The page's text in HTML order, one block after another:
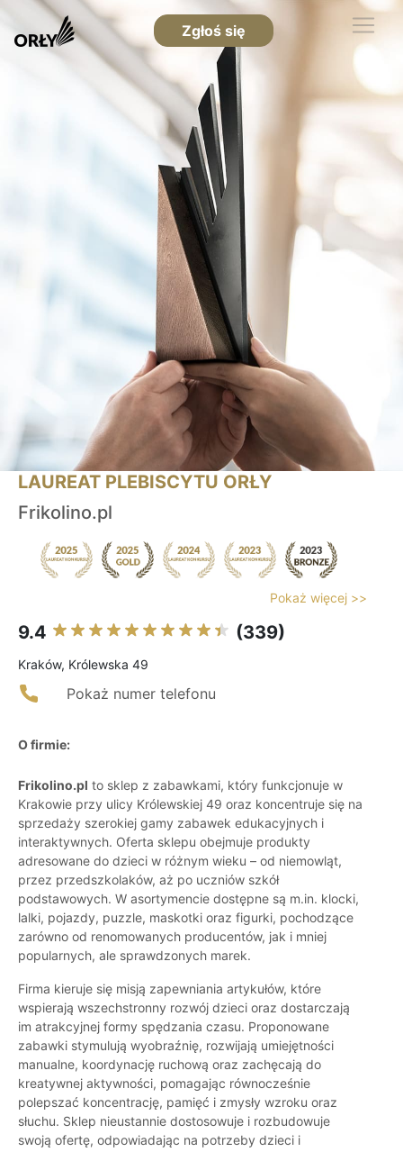
Zgłoś się
LAUREAT PLEBISCYTU ORŁY
Frikolino.pl
Pokaż więcej >>
9.4 (339)
Kraków, Królewska 49
Pokaż numer telefonu
O firmie:
Frikolino.pl to sklep z zabawkami, który funkcjonuje w
Krakowie przy ulicy Królewskiej 49 oraz koncentruje się na
sprzedaży szerokiej gamy zabawek edukacyjnych i
interaktywnych. Oferta sklepu obejmuje produkty
adresowane do dzieci w różnym wieku – od niemowląt,
przez przedszkolaków, aż po uczniów szkół
podstawowych. W asortymencie dostępne są m.in. klocki,
lalki, pojazdy, puzzle, maskotki oraz figurki, pochodzące
zarówno od renomowanych producentów, jak i mniej
popularnych, ale sprawdzonych marek.
Firma kieruje się misją zapewniania artykułów, które
wspierają wszechstronny rozwój dzieci oraz dostarczają
im atrakcyjnej formy spędzania czasu. Proponowane
zabawki stymulują wyobraźnię, rozwijają umiejętności
manualne, koordynację ruchową oraz zachęcają do
kreatywnej aktywności, pomagając równocześnie
polepszać koncentrację, pamięć i zmysły wzroku oraz
słuchu. Sklep nieustannie dostosowuje i rozbudowuje
swoją ofertę, odpowiadając na potrzeby dzieci i